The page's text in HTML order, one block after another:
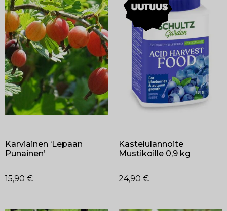
Karviainen ‘Lepaan
Punainen’
15,90 €
Kastelulannoite
Mustikoille 0,9 kg
24,90 €